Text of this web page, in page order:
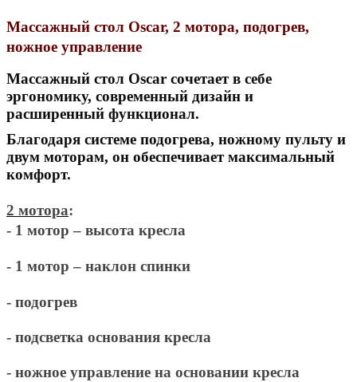
Массажный стол Oscar, 2 мотора, подогрев,
ножное управление
Массажный стол Oscar сочетает в себе
эргономику, современный дизайн и
расширенный функционал.
Благодаря системе подогрева, ножному пульту и
двум моторам, он обеспечивает максимальный
комфорт.
2 мотора:
- 1 мотор – высота кресла
- 1 мотор – наклон спинки
- подогрев
- подсветка основания кресла
- ножное управление на основании кресла